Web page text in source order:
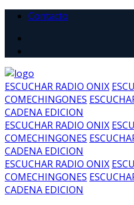
Contacto
ESCUCHAR RADIO ONIX
COMECHINGONES
CADENA EDICION
ESCUCHAR RADIO ONIX
COMECHINGONES
CADENA EDICION
ESCUCHAR RADIO ONIX
COMECHINGONES
CADENA EDICION